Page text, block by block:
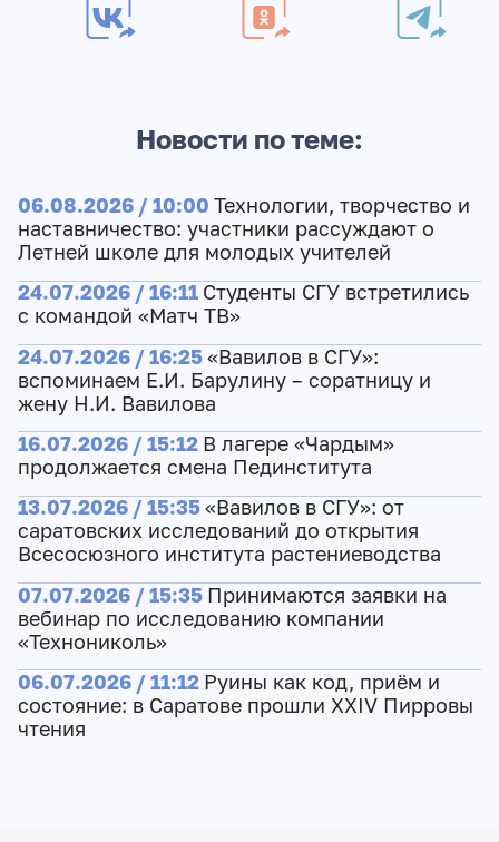
Новости по теме:
06.08.2026 / 10:00 Технологии, творчество и
наставничество: участники рассуждают о
Летней школе для молодых учителей
24.07.2026 / 16:11 Студенты СГУ встретились
с командой «Матч ТВ»
24.07.2026 / 16:25«Вавилов в СГУ»:
вспоминаем Е.И. Барулину – соратницу и
жену Н.И. Вавилова
16.07.2026 / 15:12 В лагере «Чардым»
продолжается смена Пединститута
13.07.2026 / 15:35«Вавилов в СГУ»: от
саратовских исследований до открытия
Всесосюзного института растениеводства
07.07.2026 / 15:35 Принимаются заявки на
вебинар по исследованию компании
«Технониколь»
06.07.2026 / 11:12 Руины как код, приём и
состояние: в Саратове прошли XXIV Пирровы
чтения